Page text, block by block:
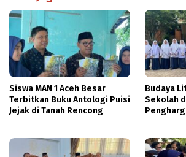
Siswa MAN 1 Aceh Besar
Terbitkan Buku Antologi Puisi
Jejak di Tanah Rencong
Budaya
Sekolah